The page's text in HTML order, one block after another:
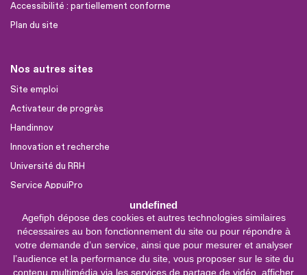
undefined
Agefiph dépose des cookies et autres technologies similaires
nécessaires au bon fonctionnement du site ou pour répondre à
votre demande d’un service, ainsi que pour mesurer et analyser
l’audience et la performance du site, vous proposer sur le site du
contenu multimédia via les services de partage de vidéo, afficher
Accessibilité : partiellement conforme
Plan du site
Nos autres sites
Site emploi
Activateur de progrès
Handinnov
Innovation et recherche
Université du RRH
Service AppuiPro
Nous suivre
Youtube
Linkedin